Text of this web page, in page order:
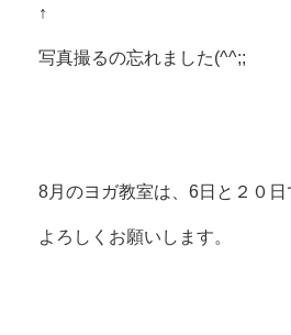
↑
写真撮るの忘れました(^^;;
8月のヨガ教室は、6日と２０日
よろしくお願いします。